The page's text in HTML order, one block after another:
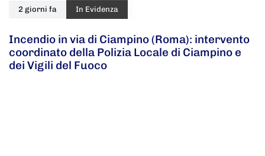
2 giorni fa In Evidenza
Incendio in via di Ciampino (Roma): intervento
coordinato della Polizia Locale di Ciampino e
dei Vigili del Fuoco